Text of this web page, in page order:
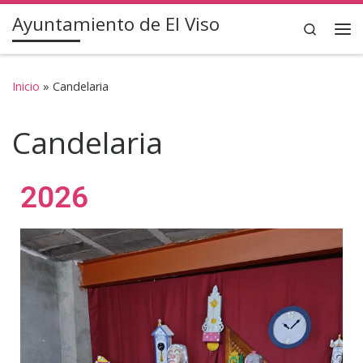
Saltar al contenido
Ayuntamiento de El Viso Search
Inicio » Candelaria
Candelaria
2026